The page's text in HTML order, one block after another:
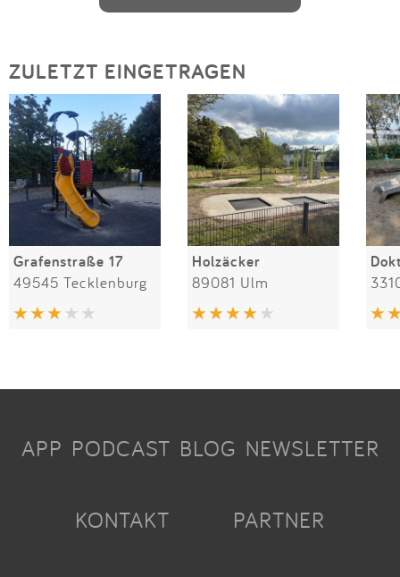
ZULETZT EINGETRAGEN
Grafenstraße 17
49545 Tecklenburg
Holzäcker
89081 Ulm
APP PODCAST BLOG NEWSLETTER
KONTAKT PARTNER